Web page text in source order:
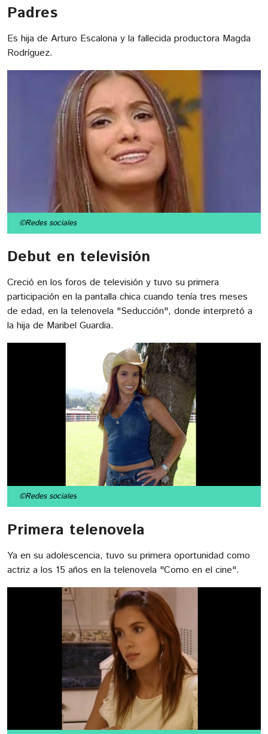
Padres
Es hija de Arturo Escalona y la fallecida productora Magda
Rodríguez.
©Redes sociales
Debut en televisión
Creció en los foros de televisión y tuvo su primera
participación en la pantalla chica cuando tenía tres meses
de edad, en la telenovela "Seducción", donde interpretó a
la hija de Maribel Guardia.
©Redes sociales
Primera telenovela
Ya en su adolescencia, tuvo su primera oportunidad como
actriz a los 15 años en la telenovela "Como en el cine".